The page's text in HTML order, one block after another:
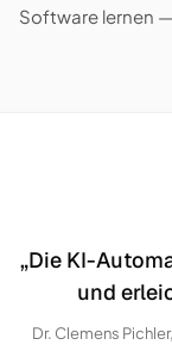
Software lernen
„Die KI-
und
Dr. Clemens